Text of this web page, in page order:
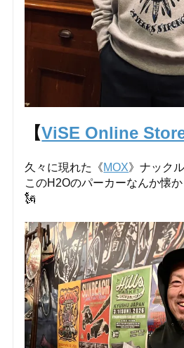
【ViSE Online
久々に現れた《MOX》ナック
このH2Oのパーカーなんか懐
🗽